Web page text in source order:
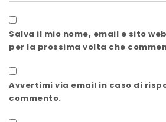
Salva il mio nome, email e sito
per la prossima volta che
Avvertimi via email in caso di
commento.